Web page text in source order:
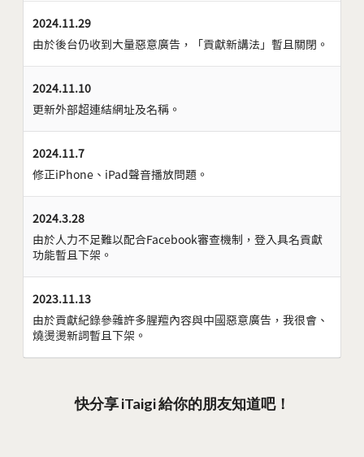
2024.11.29
由於後台仍收到大量惡意廣告，「貢獻新講法」暫且關閉。
2024.11.10
更新外部超連結網址及名稱。
2024.11.7
修正iPhone、iPad聲音播放問題。
2024.3.28
由於人力不足難以配合Facebook審查機制，登入具名貢獻
功能暫且下架。
2023.11.13
由於貢獻紀錄參雜許多腥羶內容與中國惡意廣告，我很會、
燒燙燙新詞暫且下架。
快分享 iTaigi 給你的朋友知道吧！